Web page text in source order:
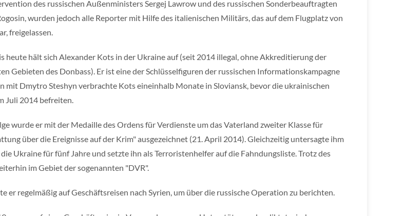
des russischen Außenministers Sergej Lawrow und des russischen Sonderbeauftragten
wurden jedoch alle Reporter mit Hilfe des italienischen Militärs, das auf dem Flugplatz von
freigelassen.
heute hält sich Alexander Kots in der Ukraine auf (seit 2014 illegal, ohne Akkreditierung der
Gebieten des Donbass). Er ist eine der Schlüsselfiguren der russischen Informationskampagne
mit Dmytro Steshyn verbrachte Kots eineinhalb Monate in Sloviansk, bevor die ukrainischen
Juli 2014 befreiten.
wurde er mit der Medaille des Ordens für Verdienste um das Vaterland zweiter Klasse für
über die Ereignisse auf der Krim" ausgezeichnet (21. April 2014). Gleichzeitig untersagte ihm
Ukraine für fünf Jahre und setzte ihn als Terroristenhelfer auf die Fahndungsliste. Trotz des
im Gebiet der sogenannten "DVR".
er regelmäßig auf Geschäftsreisen nach Syrien, um über die russische Operation zu berichten.